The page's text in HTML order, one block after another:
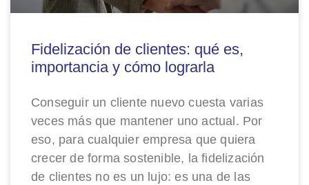
Fidelización de clientes: qué es,
importancia y cómo lograrla
Conseguir un cliente nuevo cuesta varias
veces más que mantener uno actual. Por
eso, para cualquier empresa que quiera
crecer de forma sostenible, la fidelización
de clientes no es un lujo: es una de las